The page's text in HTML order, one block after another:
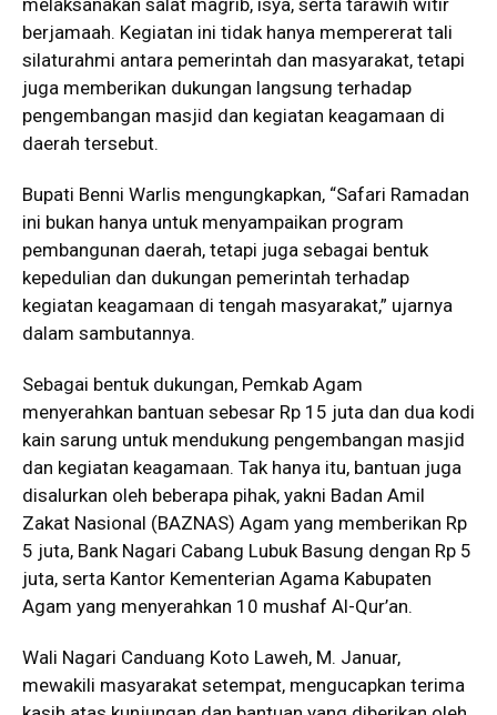
melaksanakan salat magrib, isya, serta tarawih witir
berjamaah. Kegiatan ini tidak hanya mempererat tali
silaturahmi antara pemerintah dan masyarakat, tetapi
juga memberikan dukungan langsung terhadap
pengembangan masjid dan kegiatan keagamaan di
daerah tersebut.
Bupati Benni Warlis mengungkapkan, “Safari Ramadan
ini bukan hanya untuk menyampaikan program
pembangunan daerah, tetapi juga sebagai bentuk
kepedulian dan dukungan pemerintah terhadap
kegiatan keagamaan di tengah masyarakat,” ujarnya
dalam sambutannya.
Sebagai bentuk dukungan, Pemkab Agam
menyerahkan bantuan sebesar Rp 15 juta dan dua kodi
kain sarung untuk mendukung pengembangan masjid
dan kegiatan keagamaan. Tak hanya itu, bantuan juga
disalurkan oleh beberapa pihak, yakni Badan Amil
Zakat Nasional (BAZNAS) Agam yang memberikan Rp
5 juta, Bank Nagari Cabang Lubuk Basung dengan Rp 5
juta, serta Kantor Kementerian Agama Kabupaten
Agam yang menyerahkan 10 mushaf Al-Qur’an.
Wali Nagari Canduang Koto Laweh, M. Januar,
mewakili masyarakat setempat, mengucapkan terima